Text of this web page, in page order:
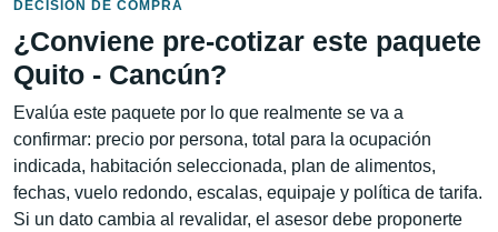
DECISIÓN DE COMPRA
¿Conviene pre-cotizar este paquete
Quito - Cancún?
Evalúa este paquete por lo que realmente se va a
confirmar: precio por persona, total para la ocupación
indicada, habitación seleccionada, plan de alimentos,
fechas, vuelo redondo, escalas, equipaje y política de tarifa.
Si un dato cambia al revalidar, el asesor debe proponerte